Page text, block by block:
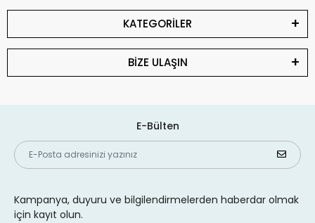
KATEGORİLER
BİZE ULAŞIN
E-Bülten
Kampanya, duyuru ve bilgilendirmelerden haberdar olmak
için kayıt olun.